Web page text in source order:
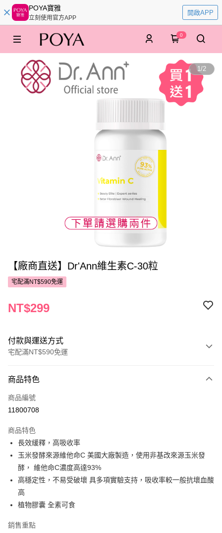
POYA寶雅
立刻使用官方APP
開啟APP
0
1/2
【廠商直送】Dr'Ann維生素C-30粒
宅配滿NT$590免運
NT$299
付款與運送方式
宅配滿NT$590免運
POYA支付
信用卡一次付款
Apple Pay
街口支付
悠遊付
Google Pay
相關說明
商品特色
商品編號
11800708
商品特色
長效緩釋，高吸收率
玉米發酵來源維他命C 美國大廠製造，使用非基改來源玉米發
酵， 維他命C濃度高達93%
高穩定性，不易受破壞 具多項實驗支持，吸收率較一般抗壞血酸
高
植物膠囊 全素可食
銷售重點